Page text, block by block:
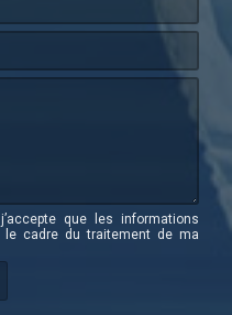
que les informations
cadre du traitement de ma